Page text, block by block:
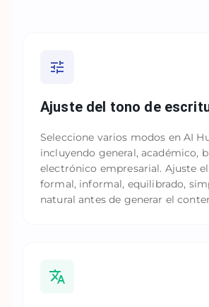
Ajuste del tono de
Seleccione varios modos en AI
incluyendo general, académico,
electrónico empresarial. Ajuste
formal, informal, equilibrado,
natural antes de generar el